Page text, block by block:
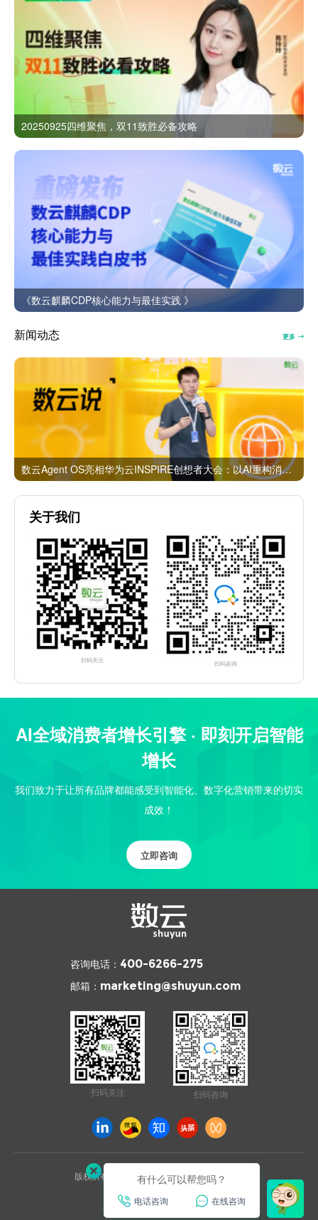
20250925四维聚焦，双11致胜必备攻略
《数云麒麟CDP核心能力与最佳实践 》
新闻动态 更多
数云Agent OS亮相华为云INSPIRE创想者大会：以AI重构消费者运营与零售营销新范式
关于我们
扫码关注 扫码咨询
AI全域消费者增长引擎 · 即刻开启智能
增长
我们致力于让所有品牌都能感受到智能化、数字化营销带来的切实
成效！
立即咨询
咨询电话： 400-6266-275
邮箱： marketing@shuyun.com
扫码关注 扫码咨询
版权所有 © 2026 杭州数云信息技术有限公司
浙ICP备12003970号
已通过ISO27001安全认证
有什么可以帮您吗？
电话咨询 在线咨询